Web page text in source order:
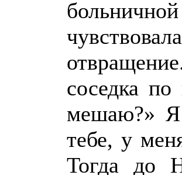
соседка
мешаю?» Я
тебе, у
Тогда до